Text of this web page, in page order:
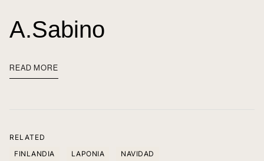
A.sabino
READ MORE
RELATED
FINLANDIA
LAPONIA NAVIDAD